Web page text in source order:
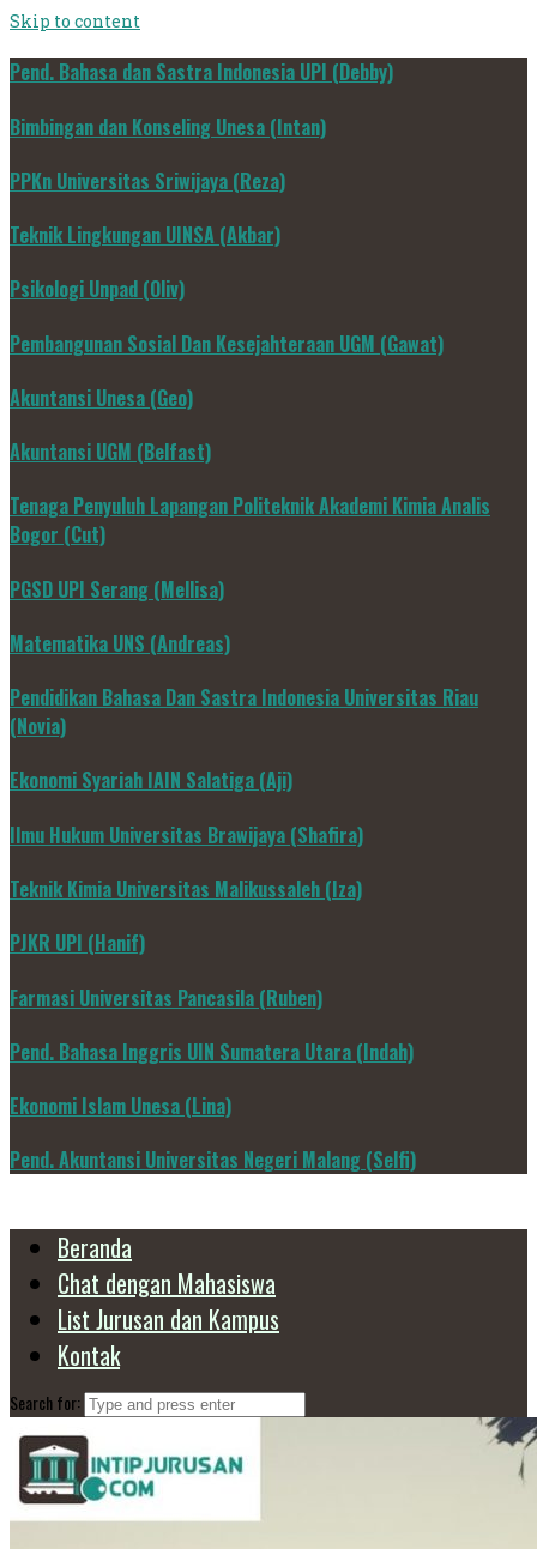
Skip to content
Pend. Bahasa dan Sastra Indonesia UPI (Debby)
Bimbingan dan Konseling Unesa (Intan)
PPKn Universitas Sriwijaya (Reza)
Teknik Lingkungan UINSA (Akbar)
Psikologi Unpad (Oliv)
Pembangunan Sosial Dan Kesejahteraan UGM (Gawat)
Akuntansi Unesa (Geo)
Akuntansi UGM (Belfast)
Tenaga Penyuluh Lapangan Politeknik Akademi Kimia Analis
Bogor (Cut)
PGSD UPI Serang (Mellisa)
Matematika UNS (Andreas)
Pendidikan Bahasa Dan Sastra Indonesia Universitas Riau
(Novia)
Ekonomi Syariah IAIN Salatiga (Aji)
Ilmu Hukum Universitas Brawijaya (Shafira)
Teknik Kimia Universitas Malikussaleh (Iza)
PJKR UPI (Hanif)
Farmasi Universitas Pancasila (Ruben)
Pend. Bahasa Inggris UIN Sumatera Utara (Indah)
Ekonomi Islam Unesa (Lina)
Pend. Akuntansi Universitas Negeri Malang (Selfi)
Beranda
Chat dengan Mahasiswa
List Jurusan dan Kampus
Kontak
Search for: